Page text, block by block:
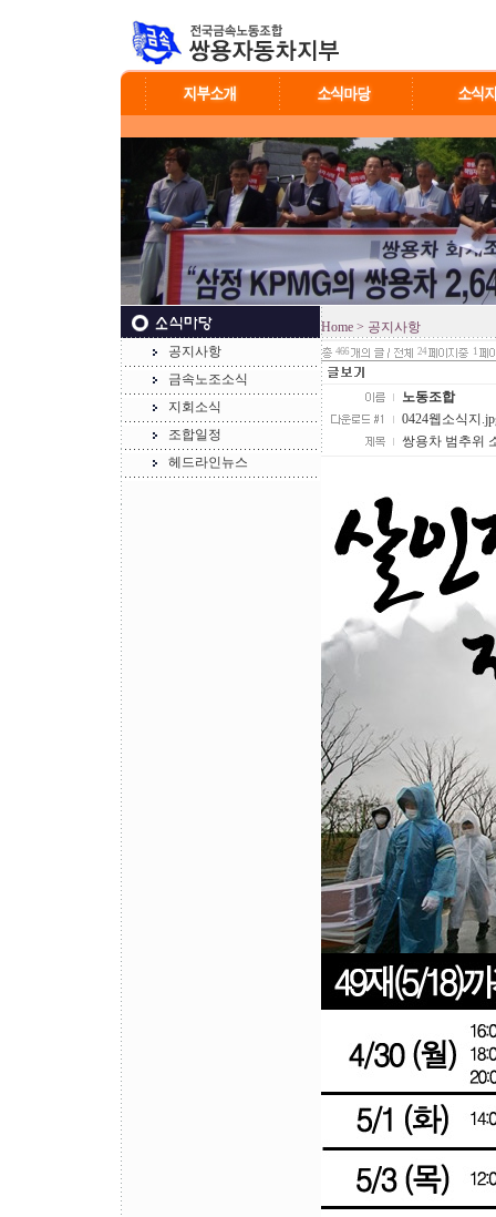
공지사항
금속노조소식
지회소식
조합일정
헤드라인뉴스
Home > 공지사항
466 24 1
노동조합
0424웹소식지
쌍용차 범추위